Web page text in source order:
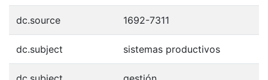
dc.source 1692-7311
dc.subject sistemas productivos